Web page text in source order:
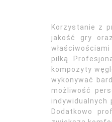
Korzystanie z
jakość gry
piłką.
kompozyty
wykonywać
możliwość
indywidualnych
Dodatkowo